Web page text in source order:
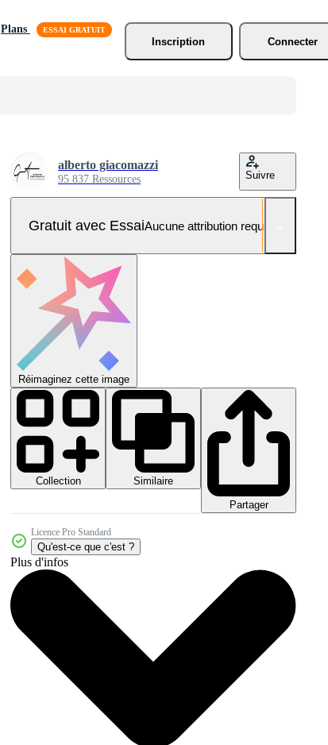
Plans
Inscription
Connecter
alberto giacomazzi
95 837 Ressources Suivre
Gratuit avec EssaiAucune attribution requise
Réimaginez cette image
Collection
Similaire
Partager
Licence Pro Standard
Qu'est-ce que c'est ?
Plus d'infos